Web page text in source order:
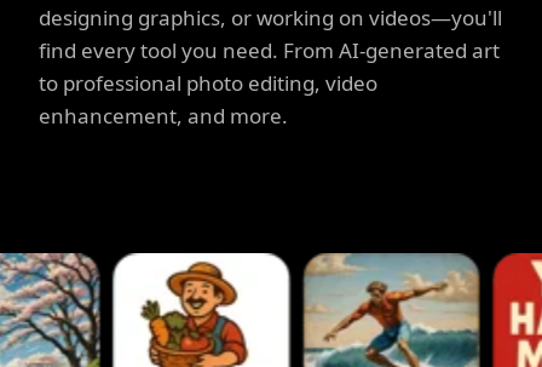
designing graphics, or working on videos—you'll
find every tool you need. From AI-generated art
to professional photo editing, video
enhancement, and more.